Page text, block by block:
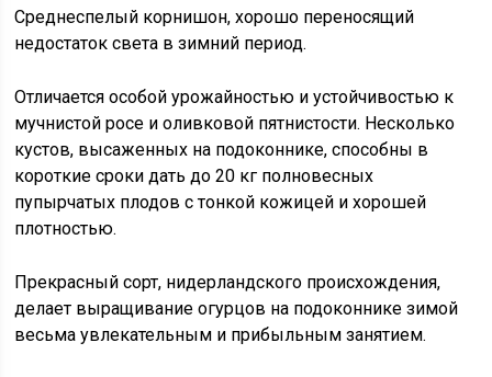
Среднеспелый корнишон, хорошо переносящий
недостаток света в зимний период.
Отличается особой урожайностью и устойчивостью к
мучнистой росе и оливковой пятнистости. Несколько
кустов, высаженных на подоконнике, способны в
короткие сроки дать до 20 кг полновесных
пупырчатых плодов с тонкой кожицей и хорошей
плотностью.
Прекрасный сорт, нидерландского происхождения,
делает выращивание огурцов на подоконнике зимой
весьма увлекательным и прибыльным занятием.